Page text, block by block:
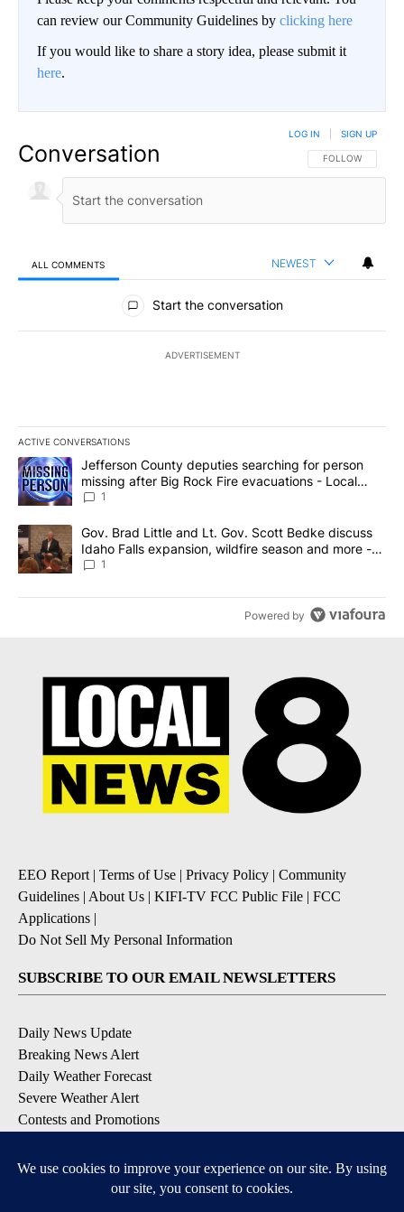
can review our Community Guidelines by clicking here
If you would like to share a story idea, please submit it
here.
Conversation FOLLOW THIS
FOLLOW
LOG IN SIGN UP
ALL COMMENTS NEWEST
All Comments
Start the conversation
ADVERTISEMENT
ACTIVE CONVERSATIONS
The following is a list of the most commented articles in the last
A trending article titled "Jefferson County deputies searching
Jefferson County deputies searching for person
missing after Big Rock Fire evacuations - Local
News 8
1
A trending article titled "Gov. Brad Little and Lt. Gov. Scott
Gov. Brad Little and Lt. Gov. Scott Bedke discuss
Idaho Falls expansion, wildfire season and more -
Local News 8
1
Powered by
EEO Report | Terms of Use | Privacy Policy | Community
Guidelines | About Us | KIFI-TV FCC Public File | FCC
Applications |
Do Not Sell My Personal Information
SUBSCRIBE TO OUR EMAIL NEWSLETTERS
Daily News Update
Breaking News Alert
Daily Weather Forecast
Severe Weather Alert
Contests and Promotions